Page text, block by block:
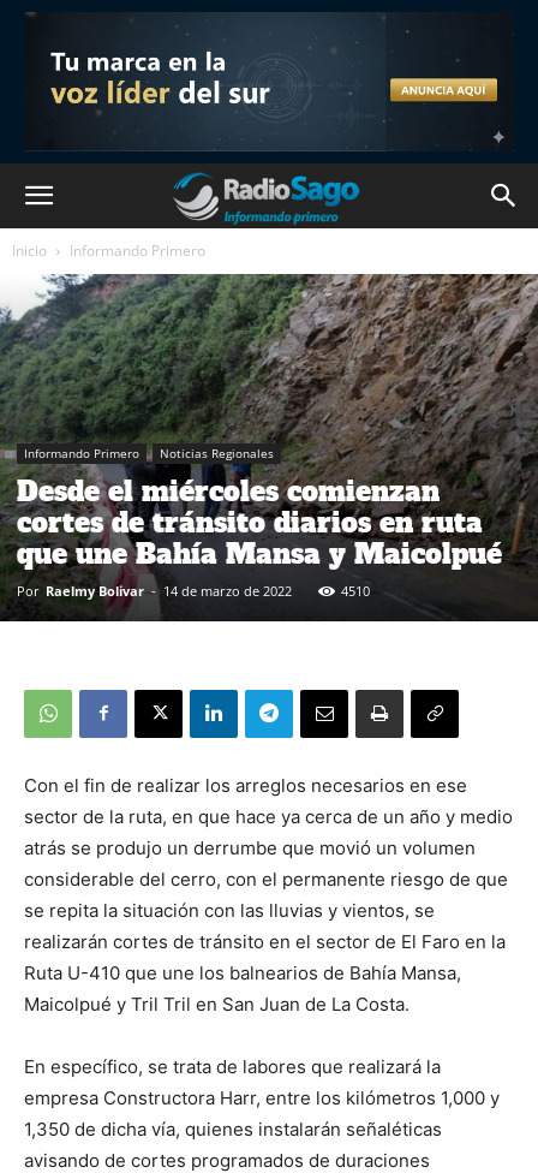
Inicio Informando Primero
Informando Primero Noticias Regionales
Desde el miércoles comienzan
cortes de tránsito diarios en ruta
que une Bahía Mansa y Maicolpué
Por Raelmy Bolivar - 14 de marzo de 2022 4510
Con el fin de realizar los arreglos necesarios en ese
sector de la ruta, en que hace ya cerca de un año y medio
atrás se produjo un derrumbe que movió un volumen
considerable del cerro, con el permanente riesgo de que
se repita la situación con las lluvias y vientos, se
realizarán cortes de tránsito en el sector de El Faro en la
Ruta U-410 que une los balnearios de Bahía Mansa,
Maicolpué y Tril Tril en San Juan de La Costa.
En específico, se trata de labores que realizará la
empresa Constructora Harr, entre los kilómetros 1,000 y
1,350 de dicha vía, quienes instalarán señaléticas
avisando de cortes programados de duraciones